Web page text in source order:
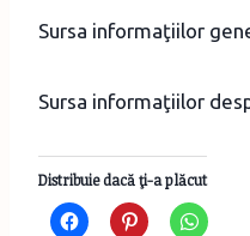
Sursa informaţiilor
Sursa informaţiilor
Distribuie dacă ţi-a plăcut